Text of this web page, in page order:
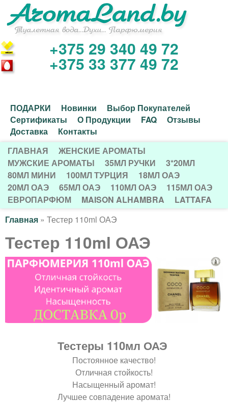
Перейти
к
содержанию
И
н
т
е
р
н
е
т
м
а
а
+375 29 340 49 72
+375 33 377 49 72
Д
о
п
о
л
н
и
т
е
л
о
ПОДАРКИ Новинки
Выбор Покупателей
Сертификаты
О Продукции FAQ
Отзывы
Доставка
Контакты
Л
А
В
Н
О
Е
Н
ГЛАВНАЯ
ЖЕНСКИЕ АРОМАТЫ
МУЖСКИЕ АРОМАТЫ
35МЛ РУЧКИ
3*20МЛ
80МЛ МИНИ
100МЛ ТУРЦИЯ
18МЛ ОАЭ
20МЛ ОАЭ
65МЛ ОАЭ 110МЛ ОАЭ
115МЛ ОАЭ
ЕВРОПАРФЮМ
MAISON ALHAMBRA LATTAFA
ы
з
с
Главная » Тестер 110ml ОАЭ
Тестер 110ml ОАЭ
Тестеры 110мл ОАЭ
Постоянное качество!
Отличная стойкость!
Насыщенный аромат!
Лучшее совпадение аромата!